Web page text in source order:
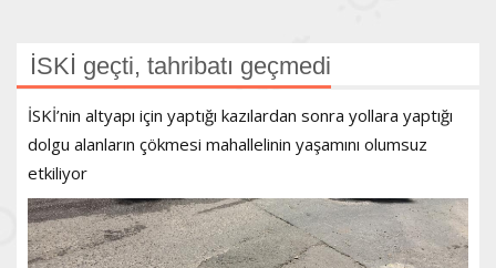
İSKİ geçti, tahribatı geçmedi
İSKİ’nin altyapı için yaptığı kazılardan sonra yollara yaptığı
dolgu alanların çökmesi mahallelinin yaşamını olumsuz
etkiliyor